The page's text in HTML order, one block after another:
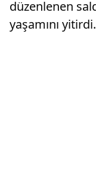
düzenlenen
yaşamını yitirdi.